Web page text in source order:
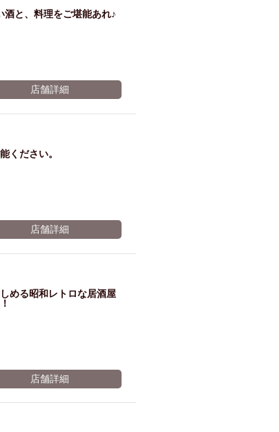
と、料理をご堪能あれ♪
店舗詳細
ください。
店舗詳細
める昭和レトロな居酒屋
店舗詳細